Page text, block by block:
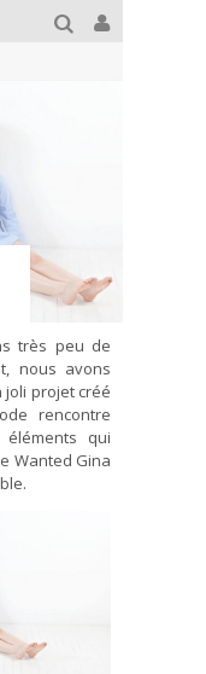
très peu de
nous avons
joli projet créé
rencontre
éléments qui
Wanted Gina